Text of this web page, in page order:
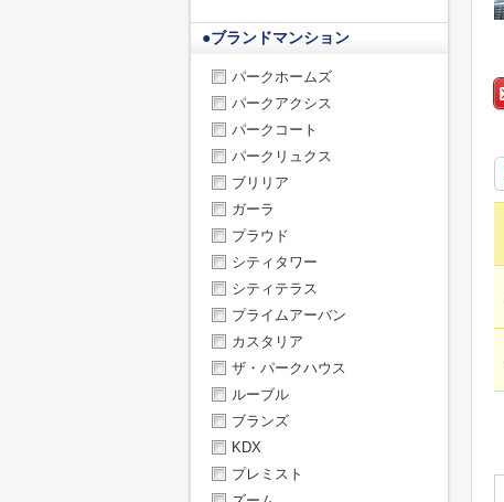
●ブランドマンション
パークホームズ
パークアクシス
パークコート
パークリュクス
ブリリア
ガーラ
プラウド
シティタワー
シティテラス
プライムアーバン
カスタリア
ザ・パークハウス
ルーブル
ブランズ
KDX
プレミスト